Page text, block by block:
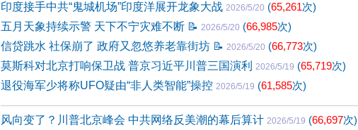
印度接手中共“鬼城机场”印度洋展开龙象大战 2026/5/20 (65,261次)
五月天象持续示警 天下不宁灾难不断 📝 2026/5/20 (66,985次)
信贷跳水 社保崩了 政府又忽悠养老靠街坊 📝 2026/5/20 (66,773次)
莫斯科对北京打响保卫战 普京习近平川普三国演利 2026/5/19 (65,719次)
退役海军少将称UFO疑由“非人类智能”操控 2026/5/19 (61,585次)
风向变了？川普北京峰会 中共网络反美潮的幕后算计 2026/5/19 (66,697次)